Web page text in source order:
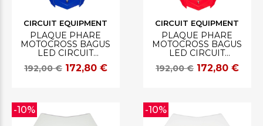
CIRCUIT EQUIPMENT
PLAQUE PHARE
MOTOCROSS BAGUS
LED CIRCUIT
BLEU/BLANC
192,00 € 172,80 €
CIRCUIT EQUIPMENT
PLAQUE PHARE
MOTOCROSS BAGUS
LED CIRCUIT
ROUGE/BLANC
192,00 € 172,80 €
-10% -10%